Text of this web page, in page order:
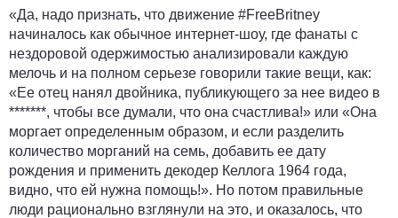
«Да, надо признать, что движение #FreeBritney
начиналось как обычное интернет-шоу, где фанаты с
нездоровой одержимостью анализировали каждую
мелочь и на полном серьезе говорили такие вещи, как:
«Ее отец нанял двойника, публикующего за нее видео в
*******, чтобы все думали, что она счастлива!» или «Она
моргает определенным образом, и если разделить
количество морганий на семь, добавить ее дату
рождения и применить декодер Келлога 1964 года,
видно, что ей нужна помощь!». Но потом правильные
люди рационально взглянули на это, и оказалось, что